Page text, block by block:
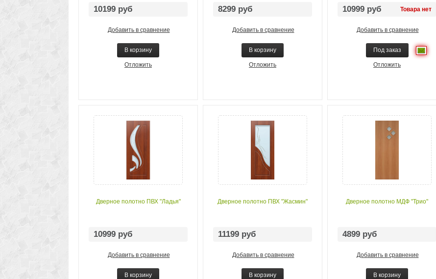
10199 руб
Добавить в сравнение
В корзину
Отложить
8299 руб
Добавить в сравнение
В корзину
Отложить
10999 руб Товара нет
Добавить в сравнение
Под заказ
Отложить
Дверное полотно ПВХ "Ладья"
10999 руб
Добавить в сравнение
В корзину
Дверное полотно ПВХ "Жасмин"
11199 руб
Добавить в сравнение
В корзину
Дверное полотно МДФ "Трио"
4899 руб
Добавить в сравнение
В корзину